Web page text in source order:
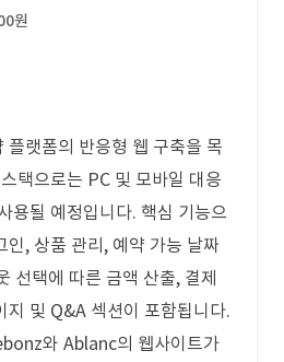
원
플랫폼의 반응형 웹 구축을 목
택으로는 PC 및 모바일 대응
용될 예정입니다. 핵심 기능으
인, 상품 관리, 예약 가능 날짜
선택에 따른 금액 산출, 결제
지 및 Q&A 섹션이 포함됩니다.
와 Ablanc의 웹사이트가